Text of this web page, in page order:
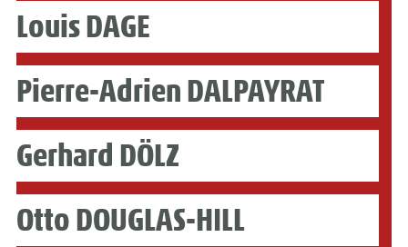
Louis DAGE
Pierre-Adrien DALPAYRAT
Gerhard DÖLZ
Otto DOUGLAS-HILL